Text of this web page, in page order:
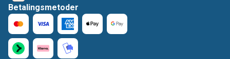
Betalingsmetoder